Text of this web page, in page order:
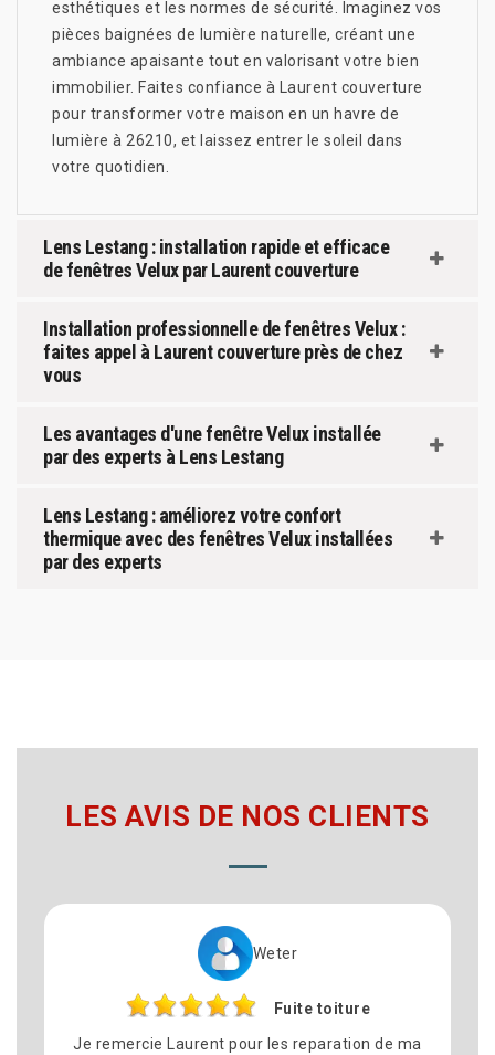
esthétiques et les normes de sécurité. Imaginez vos
pièces baignées de lumière naturelle, créant une
ambiance apaisante tout en valorisant votre bien
immobilier. Faites confiance à Laurent couverture
pour transformer votre maison en un havre de
lumière à 26210, et laissez entrer le soleil dans
votre quotidien.
Lens Lestang : installation rapide et efficace
de fenêtres Velux par Laurent couverture
Installation professionnelle de fenêtres Velux :
faites appel à Laurent couverture près de chez
vous
Les avantages d'une fenêtre Velux installée
par des experts à Lens Lestang
Lens Lestang : améliorez votre confort
thermique avec des fenêtres Velux installées
par des experts
LES AVIS DE NOS CLIENTS
Fuite toiture
Laurent pour les reparation de ma
Nous avons